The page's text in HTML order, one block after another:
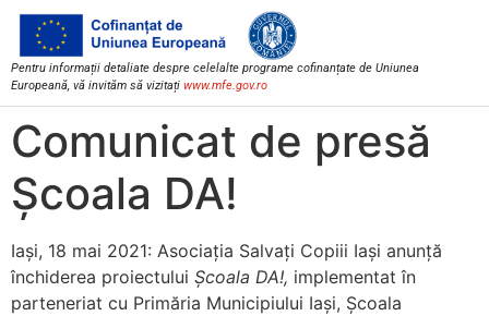
Pentru informații detaliate despre celelalte programe cofinanțate de Uniunea
Europeană, vă invităm să vizitați www.mfe.gov.ro
Comunicat de presă
Școala DA!
Iași, 18 mai 2021: Asociația Salvați Copiii Iași anunță
închiderea proiectului Școala DA!, implementat în
parteneriat cu Primăria Municipiului Iași, Școala